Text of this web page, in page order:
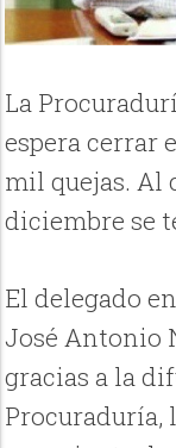
La
espera cerrar
mil quejas. Al
diciembre se
El delegado
José Antonio
gracias a la
Procuraduría,